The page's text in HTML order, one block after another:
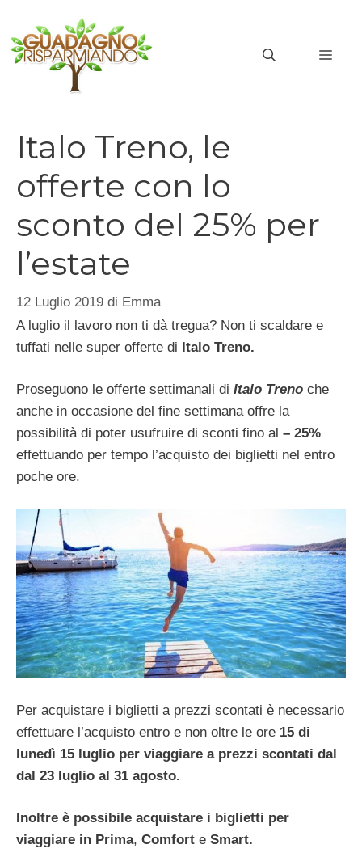
contenuto
Italo Treno, le
offerte con lo
sconto del 25% per
l’estate
12 Luglio 2019 di Emma
A luglio il lavoro non ti dà tregua? Non ti scaldare e
tuffati nelle super offerte di Italo Treno.
Proseguono le offerte settimanali di Italo Treno che
anche in occasione del fine settimana offre la
possibilità di poter usufruire di sconti fino al – 25%
effettuando per tempo l’acquisto dei biglietti nel entro
poche ore.
Per acquistare i biglietti a prezzi scontati è necessario
effettuare l’acquisto entro e non oltre le ore 15 di
lunedì 15 luglio per viaggiare a prezzi scontati dal
dal 23 luglio al 31 agosto.
Inoltre è possibile acquistare i biglietti per
viaggiare in Prima, Comfort e Smart.